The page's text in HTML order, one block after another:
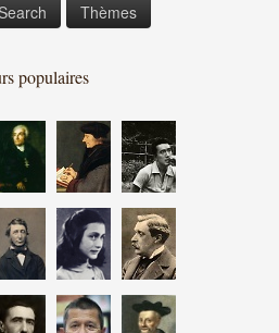
Thèmes
populaires